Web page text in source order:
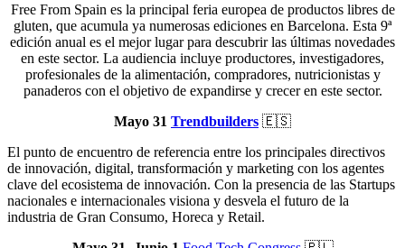
Free From Spain es la principal feria europea de productos libres de
gluten, que acumula ya numerosas ediciones en Barcelona. Esta 9ª
edición anual es el mejor lugar para descubrir las últimas novedades
en este sector. La audiencia incluye productores, investigadores,
profesionales de la alimentación, compradores, nutricionistas y
panaderos con el objetivo de expandirse y crecer en este sector.
Mayo 31 Trendbuilders 🇪🇸
El punto de encuentro de referencia entre los principales directivos
de innovación, digital, transformación y marketing con los agentes
clave del ecosistema de innovación. Con la presencia de las Startups
nacionales e internacionales visiona y desvela el futuro de la
industria de Gran Consumo, Horeca y Retail.